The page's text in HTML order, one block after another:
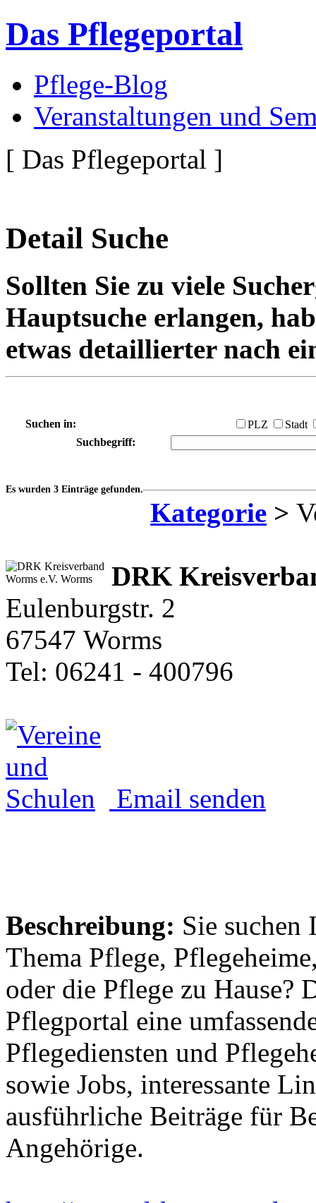
Das Pflegeportal
Pflege-Blog
Veranstaltungen und
[ Das Pflegeportal ]
Detail Suche
Sollten Sie zu viele
Hauptsuche erlangen,
etwas detaillierter nach
Suchen in: PLZ
Stadt
Suchbegriff:
Es wurden 3 Einträge gefunden.
Kategorie >
DRK
Eulenburgstr. 2
67547 Worms
Tel: 06241 - 400796
Email senden
Beschreibung: Sie suchen
Thema Pflege,
oder die Pflege zu Hause?
Pflegportal eine
Pflegediensten und
sowie Jobs, interessante
ausführliche Beiträge für
Angehörige.